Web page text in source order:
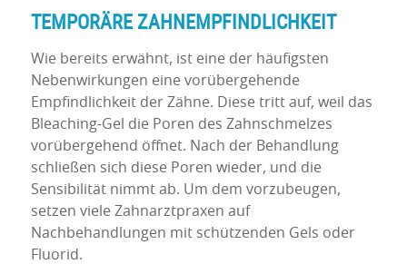
TEMPORÄRE ZAHNEMPFINDLICHKEIT
Wie bereits erwähnt, ist eine der häufigsten
Nebenwirkungen eine vorübergehende
Empfindlichkeit der Zähne. Diese tritt auf, weil das
Bleaching-Gel die Poren des Zahnschmelzes
vorübergehend öffnet. Nach der Behandlung
schließen sich diese Poren wieder, und die
Sensibilität nimmt ab. Um dem vorzubeugen,
setzen viele Zahnarztpraxen auf
Nachbehandlungen mit schützenden Gels oder
Fluorid.